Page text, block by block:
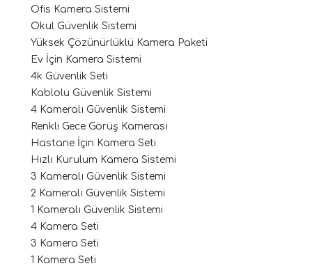
Ofis Kamera Sistemi
Okul Güvenlik Sistemi
Yüksek Çözünürlüklü Kamera Paketi
Ev İçin Kamera Sistemi
4k Güvenlik Seti
Kablolu Güvenlik Sistemi
4 Kameralı Güvenlik Sistemi
Renkli Gece Görüş Kamerası
Hastane İçin Kamera Seti
Hızlı Kurulum Kamera Sistemi
3 Kameralı Güvenlik Sistemi
2 Kameralı Güvenlik Sistemi
1 Kameralı Güvenlik Sistemi
4 Kamera Seti
3 Kamera Seti
1 Kamera Seti